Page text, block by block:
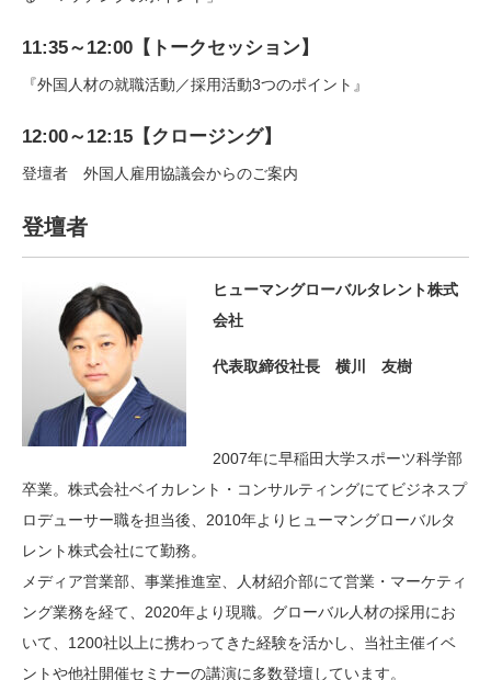
11:35～12:00【トークセッション】
『外国人材の就職活動／採用活動3つのポイント』
12:00～12:15【クロージング】
登壇者 外国人雇用協議会からのご案内
登壇者
ヒューマングローバルタレント株式
会社
代表取締役社長 横川 友樹
2007年に早稲田大学スポーツ科学部
卒業。株式会社ベイカレント・コンサルティングにてビジネスプ
ロデューサー職を担当後、2010年よりヒューマングローバルタ
レント株式会社にて勤務。
メディア営業部、事業推進室、人材紹介部にて営業・マーケティ
ング業務を経て、2020年より現職。グローバル人材の採用にお
いて、1200社以上に携わってきた経験を活かし、当社主催イベ
ントや他社開催セミナーの講演に多数登壇しています。